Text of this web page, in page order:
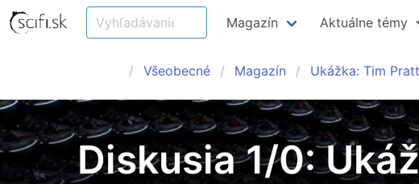
Magazín Aktuálne témy
Všeobecné Magazín Ukážka: Tim
Diskusia 1/0: